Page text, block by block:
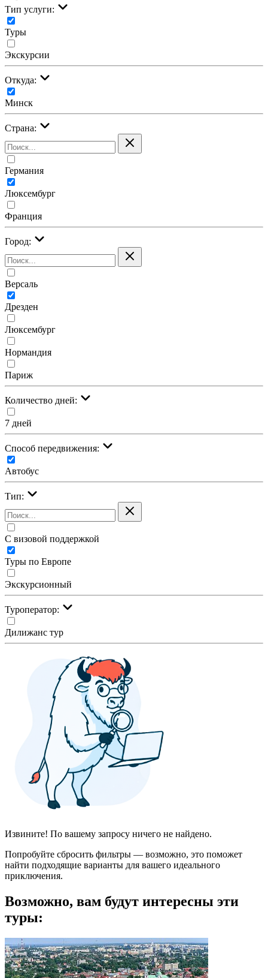
Тип услуги:
Туры
Экскурсии
Откуда:
Минск
Страна:
Германия
Люксембург
Франция
Город:
Версаль
Дрезден
Люксембург
Нормандия
Париж
Количество дней:
7 дней
Cпособ передвижения:
Автобус
Тип:
С визовой поддержкой
Туры по Европе
Экскурсионный
Туроператор:
Дилижанс тур
Извините! По вашему запросу ничего не найдено.
Попробуйте сбросить фильтры — возможно, это поможет
найти подходящие варианты для вашего идеального
приключения.
Возможно, вам будут интересны эти
туры: